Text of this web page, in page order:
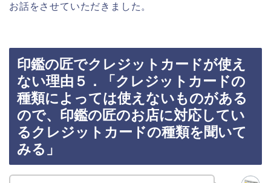
お話をさせていただきました。
印鑑の匠でクレジットカードが使え
ない理由５．「クレジットカードの
種類によっては使えないものがある
ので、印鑑の匠のお店に対応してい
るクレジットカードの種類を聞いて
みる」